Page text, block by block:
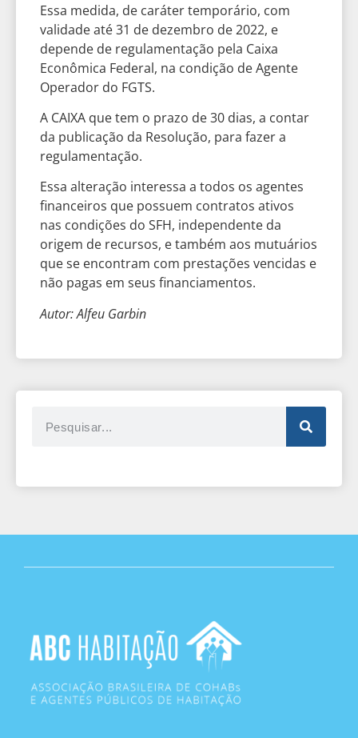
Essa medida, de caráter temporário, com
validade até 31 de dezembro de 2022, e
depende de regulamentação pela Caixa
Econômica Federal, na condição de Agente
Operador do FGTS.
A CAIXA que tem o prazo de 30 dias, a contar
da publicação da Resolução, para fazer a
regulamentação.
Essa alteração interessa a todos os agentes
financeiros que possuem contratos ativos
nas condições do SFH, independente da
origem de recursos, e também aos mutuários
que se encontram com prestações vencidas e
não pagas em seus financiamentos.
Autor: Alfeu Garbin